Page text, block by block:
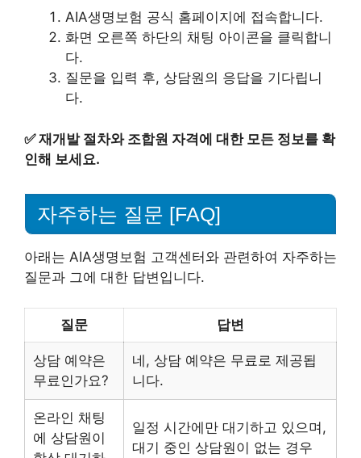
AIA생명보험 공식 홈페이지에 접속합니다.
화면 오른쪽 하단의 채팅 아이콘을 클릭합니
다.
질문을 입력 후, 상담원의 응답을 기다립니
다.
✅재개발 절차와 조합원 자격에 대한 모든 정보를 확
인해 보세요.
자주하는 질문 [FAQ]
아래는 AIA생명보험 고객센터와 관련하여 자주하는
질문과 그에 대한 답변입니다.
질문 답변
상담 예약은
무료인가요?
네, 상담 예약은 무료로 제공됩
니다.
온라인 채팅
에 상담원이
일정 시간에만 대기하고 있으며,
대기 중인 상담원이 없는 경우